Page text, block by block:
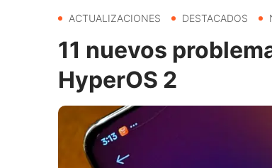
ACTUALIZACIONES DESTACADOS
11 nuevos
HyperOS 2